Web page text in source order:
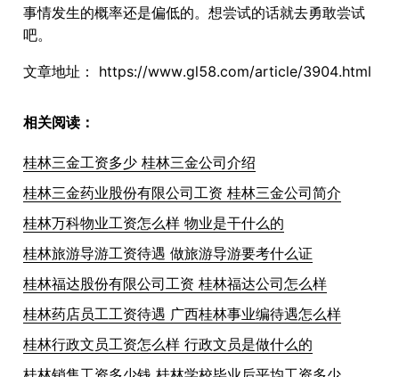
事情发生的概率还是偏低的。想尝试的话就去勇敢尝试
吧。
文章地址： https://www.gl58.com/article/3904.html
相关阅读：
桂林三金工资多少 桂林三金公司介绍
桂林三金药业股份有限公司工资 桂林三金公司简介
桂林万科物业工资怎么样 物业是干什么的
桂林旅游导游工资待遇 做旅游导游要考什么证
桂林福达股份有限公司工资 桂林福达公司怎么样
桂林药店员工工资待遇 广西桂林事业编待遇怎么样
桂林行政文员工资怎么样 行政文员是做什么的